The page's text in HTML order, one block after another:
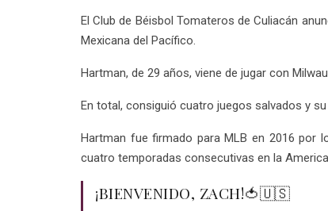
El Club de Béisbol Tomateros de Culiacán
Mexicana del Pacífico.
Hartman, de 29 años, viene de jugar con
En total, consiguió cuatro juegos salvados y
Hartman fue firmado para MLB en 2016 por
cuatro temporadas consecutivas en la
¡BIENVENIDO, ZACH!🍅🇺🇸